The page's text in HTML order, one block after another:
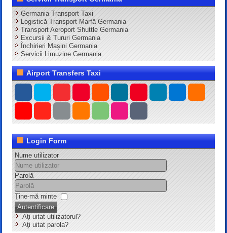
Germania Transport Taxi
Logistică Transport Marfă Germania
Transport Aeroport Shuttle Germania
Excursii & Tururi Germania
Închirieri Mașini Germania
Servicii Limuzine Germania
Airport Transfers Taxi
Login Form
Nume utilizator
Parolă
Ţine-mă minte
Autentificare
Aţi uitat utilizatorul?
Aţi uitat parola?